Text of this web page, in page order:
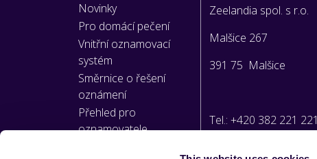
Novinky
Pro domácí pečení
Vnitřní oznamovací
systém
Směrnice o řešení
oznámení
Přehled pro
oznamovatele
Zeelandia spol. s r.o.
Malšice 267
391 75 Malšice
Tel.: +420 382 221 221